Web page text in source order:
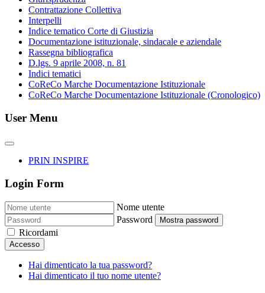
Contrattazione Collettiva
Interpelli
Indice tematico Corte di Giustizia
Documentazione istituzionale, sindacale e aziendale
Rassegna bibliografica
D.lgs. 9 aprile 2008, n. 81
Indici tematici
CoReCo Marche Documentazione Istituzionale
CoReCo Marche Documentazione Istituzionale (Cronologico)
User Menu
PRIN INSPIRE
Login Form
Nome utente
Password
Mostra password
Ricordami
Accesso
Hai dimenticato la tua password?
Hai dimenticato il tuo nome utente?